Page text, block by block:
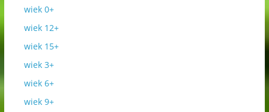
wiek 0+
wiek 12+
wiek 15+
wiek 3+
wiek 6+
wiek 9+